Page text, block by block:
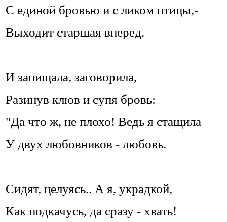
С единой бровью и с ликом птицы,-
Выходит старшая вперед.
И запищала, заговорила,
Разинув клюв и супя бровь:
"Да что ж, не плохо! Ведь я стащила
У двух любовников - любовь.
Сидят, целуясь.. А я, украдкой,
Как подкачусь, да сразу - хвать!